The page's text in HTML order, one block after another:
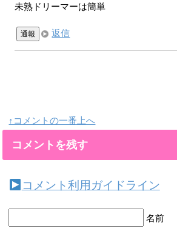
未熟ドリーマーは簡単
通報 返信
↑コメントの一番上へ
コメントを残す
コメント利用ガイドライン
名前